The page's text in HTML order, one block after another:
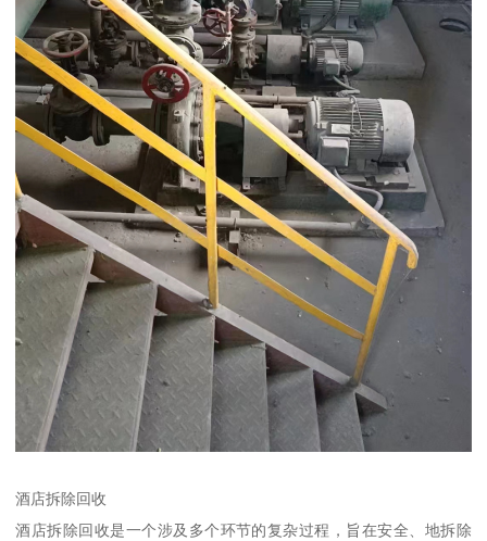
酒店拆除回收
酒店拆除回收是一个涉及多个环节的复杂过程，旨在安全、地拆除